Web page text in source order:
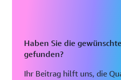
Haben Sie die
gefunden?
Ihr Beitrag hilft uns, die